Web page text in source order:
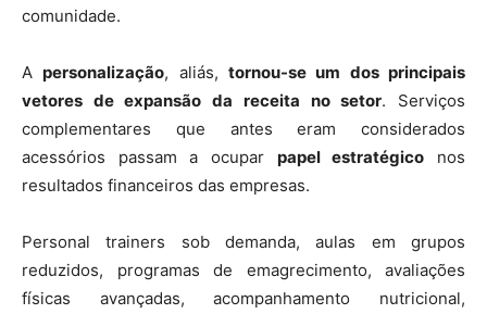
comunidade.
Apersonalização, aliás,tornou-se um dos principais
vetores de expansão da receita no setor. Serviços
complementares que antes eram considerados
acessórios passam a ocupar papel estratégico nos
resultados financeiros das empresas.
Personal trainers sob demanda, aulas em grupos
reduzidos, programas de emagrecimento, avaliações
físicas avançadas, acompanhamento nutricional,